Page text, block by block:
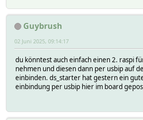
Guybrush
02 Juni 2025, 09:14:17
du könntest auch einfach einen 2. raspi
nehmen und diesen dann per usbip auf
einbinden. ds_starter hat gestern ein
einbindung per usbip hier im board